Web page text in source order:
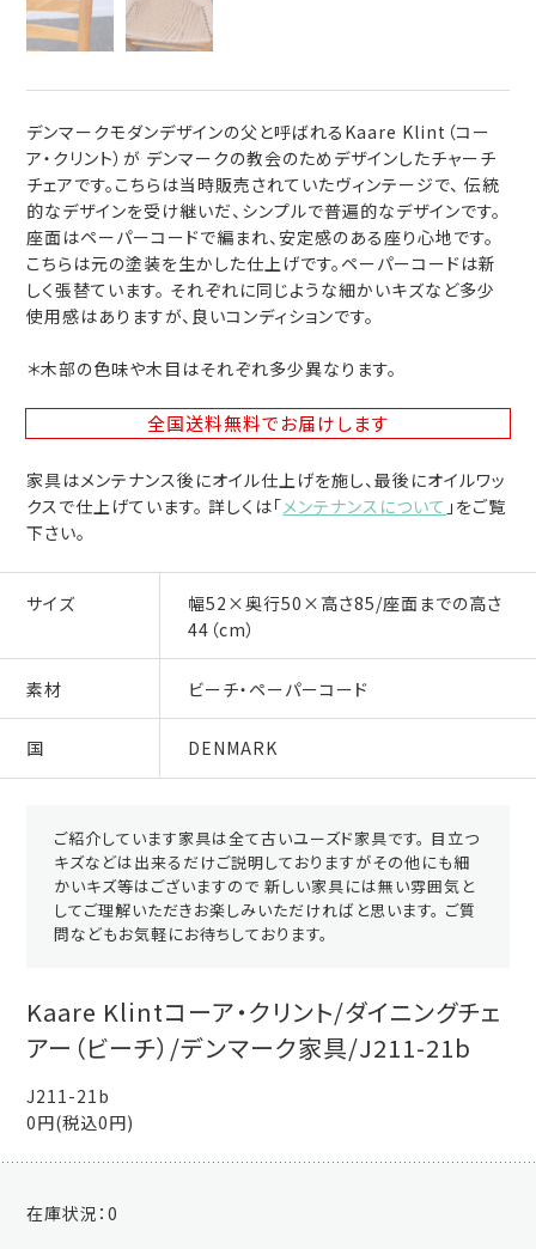
デンマークモダンデザインの父と呼ばれるKaare Klint（コー
ア・クリント）が デンマークの教会のためデザインしたチャーチ
チェアです。こちらは当時販売されていたヴィンテージで、 伝統
的なデザインを受け継いだ、シンプルで普遍的なデザインです。
座面はペーパーコードで編まれ、安定感のある座り心地です。
こちらは元の塗装を生かした仕上げです。ペーパーコードは新
しく張替ています。 それぞれに同じような細かいキズなど多少
使用感はありますが、良いコンディションです。
＊木部の色味や木目はそれぞれ多少異なります。
全国送料無料でお届けします
家具はメンテナンス後にオイル仕上げを施し、最後にオイルワッ
クスで仕上げています。 詳しくは「メンテナンスについて 」をご覧
下さい。
サイズ
幅52×奥行50×高さ85/座面までの高さ
44（cm）
素材 ビーチ・ペーパーコード
国 DENMARK
ご紹介しています家具は全て古いユーズド家具です。 目立つ
キズなどは出来るだけご説明しておりますがその他にも細
かいキズ等はございますので 新しい家具には無い雰囲気と
してご理解いただきお楽しみいただければと思います。 ご質
問などもお気軽にお待ちしております。
Kaare Klintコーア・クリント/ダイニングチェ
アー（ビーチ）/デンマーク家具/J211-21b
J211-21b
0円(税込0円)
在庫状況：0